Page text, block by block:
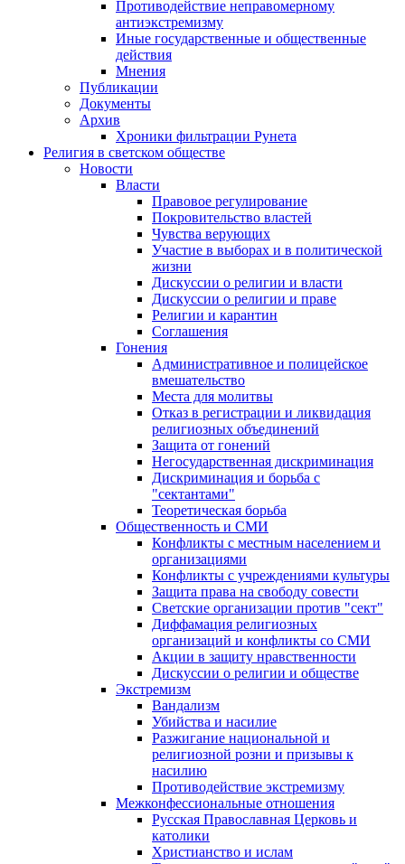
Противодействие неправомерному
антиэкстремизму
Иные государственные и общественные
действия
Мнения
Публикации
Документы
Архив
Хроники фильтрации Рунета
Религия в светском обществе
Новости
Власти
Правовое регулирование
Покровительство властей
Чувства верующих
Участие в выборах и в политической
жизни
Дискуссии о религии и власти
Дискуссии о религии и праве
Религии и карантин
Соглашения
Гонения
Административное и полицейское
вмешательство
Места для молитвы
Отказ в регистрации и ликвидация
религиозных объединений
Защита от гонений
Негосударственная дискриминация
Дискриминация и борьба с
"сектантами"
Теоретическая борьба
Общественность и СМИ
Конфликты с местным населением и
организациями
Конфликты с учреждениями культуры
Защита права на свободу совести
Светские организации против "сект"
Диффамация религиозных
организаций и конфликты со СМИ
Акции в защиту нравственности
Дискуссии о религии и обществе
Экстремизм
Вандализм
Убийства и насилие
Разжигание национальной и
религиозной розни и призывы к
насилию
Противодействие экстремизму
Межконфессиональные отношения
Русская Православная Церковь и
католики
Христианство и ислам